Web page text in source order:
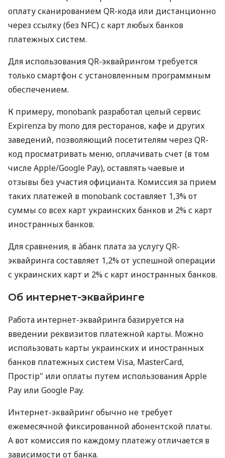
оплату сканированием QR-кода или дистанционно
через ссылку (без NFC) с карт любых банков
платежных систем.
Для использования QR-эквайрингом требуется
только смартфон с установленным программным
обеспечением.
К примеру, monobank разработал целый сервис
Expirenza by mono для ресторанов, кафе и других
заведений, позволяющий посетителям через QR-
код просматривать меню, оплачивать счет (в том
числе Apple/Google Pay), оставлять чаевые и
отзывы без участия официанта. Комиссия за прием
таких платежей в monobank составляет 1,3% от
суммы со всех карт украинских банков и 2% с карт
иностранных банков.
Для сравнения, в àбанк плата за услугу QR-
эквайринга составляет 1,2% от успешной операции
с украинских карт и 2% с карт иностранных банков.
Об интернет-эквайринге
Работа интернет-эквайринга базируется на
введении реквизитов платежной карты. Можно
использовать карты украинских и иностранных
банков платежных систем Visa, MasterCard,
Простір" или оплаты путем использования Apple
Pay или Google Pay.
Интернет-эквайринг обычно не требует
ежемесячной фиксированной абонентской платы.
А вот комиссия по каждому платежу отличается в
зависимости от банка.